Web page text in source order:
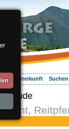
Unterkunft
Baude